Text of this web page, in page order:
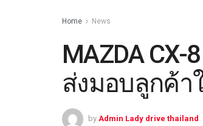
Home News
MAZDA CX-
ส่งมอบลูกค้า
by Admin Lady drive thailand